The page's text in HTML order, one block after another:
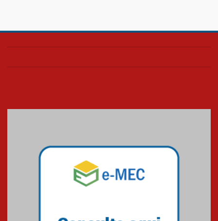
Confira como foi o culto mensal
Mackenzie mobiliza campanha
solidária para apoiar famílias em
Minas Gerais